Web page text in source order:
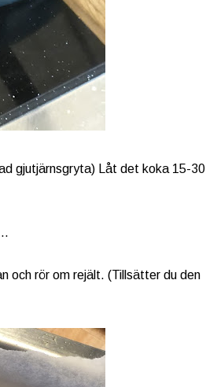
gjutjärnsgryta) Låt det koka 15-30
och rör om rejält. (Tillsätter du den